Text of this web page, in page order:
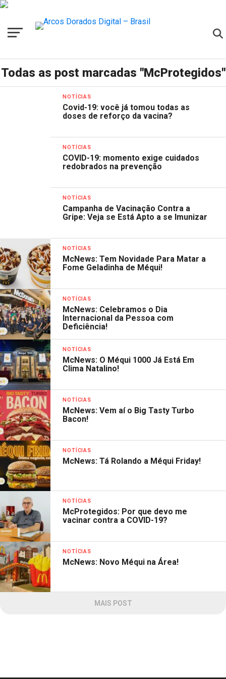
Todas as post marcadas "McProtegidos"
NOTÍCIAS
Covid-19: você já tomou todas as
doses de reforço da vacina?
NOTÍCIAS
COVID-19: momento exige cuidados
redobrados na prevenção
NOTÍCIAS
Campanha de Vacinação Contra a
Gripe: Veja se Está Apto a se Imunizar
NOTÍCIAS
McNews: Tem Novidade Para Matar a
Fome Geladinha de Méqui!
NOTÍCIAS
McNews: Celebramos o Dia
Internacional da Pessoa com
Deficiência!
NOTÍCIAS
McNews: O Méqui 1000 Já Está Em
Clima Natalino!
NOTÍCIAS
McNews: Vem aí o Big Tasty Turbo
Bacon!
NOTÍCIAS
McNews: Tá Rolando a Méqui Friday!
NOTÍCIAS
McProtegidos: Por que devo me
vacinar contra a COVID-19?
NOTÍCIAS
McNews: Novo Méqui na Área!
MAIS POST